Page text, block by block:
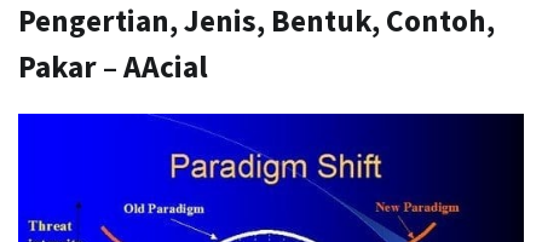
Pengertian, Jenis, Bentuk, Contoh,
Pakar – AAcial